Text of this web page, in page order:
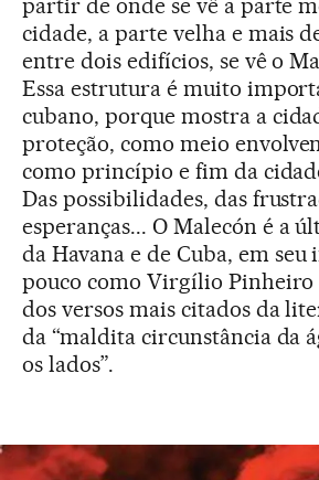
partir de onde se vê a parte
cidade, a parte velha e mais
entre dois edifícios, se vê o
Essa estrutura é muito
cubano, porque mostra a
proteção, como meio
como princípio e fim da
Das possibilidades, das
esperanças... O Malecón é a
da Havana e de Cuba, em
pouco como Virgílio Pinheiro
dos versos mais citados da
da “maldita circunstância da
os lados”.